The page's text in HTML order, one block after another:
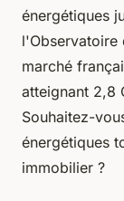
énergétiques
l'Observatoire
marché
atteignant 2,8
Souhaitez-
énergétiques
immobilier ?